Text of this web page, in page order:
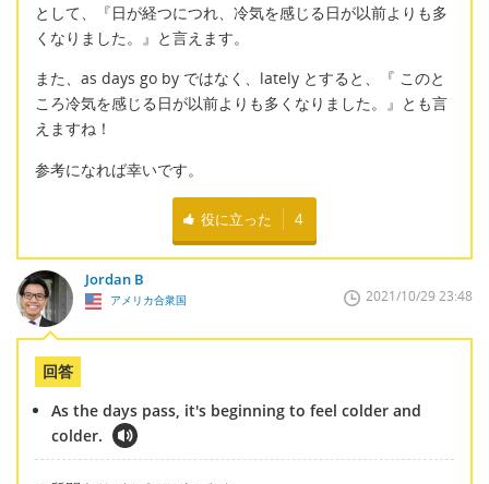
として、『日が経つにつれ、冷気を感じる日が以前よりも多
くなりました。』と言えます。
また、as days go by ではなく、lately とすると、『 このと
ころ冷気を感じる日が以前よりも多くなりました。』とも言
えますね！
参考になれば幸いです。
役に立った 4
Jordan B
アメリカ合衆国 2021/10/29 23:48
回答
As the days pass, it's beginning to feel colder and
colder.